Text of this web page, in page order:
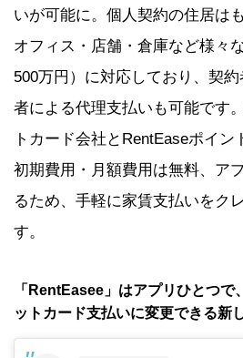
いが可能に。個人契約の住居は
オフィス・店舗・倉庫など様々
500万円）に対応しており、契
者による代理支払いも可能です
トカード会社とRentEaseポイン
初期費用・月額費用は無料、ア
るため、手軽に家賃支払いをク
す。
「RentEasee」はアプリひとつで
ットカード支払いに変更できる新